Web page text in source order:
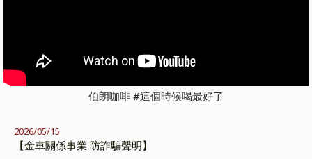
伯朗咖啡 #這個時候喝最好了
2026/05/15
【金車關係事業 防詐騙聲明】